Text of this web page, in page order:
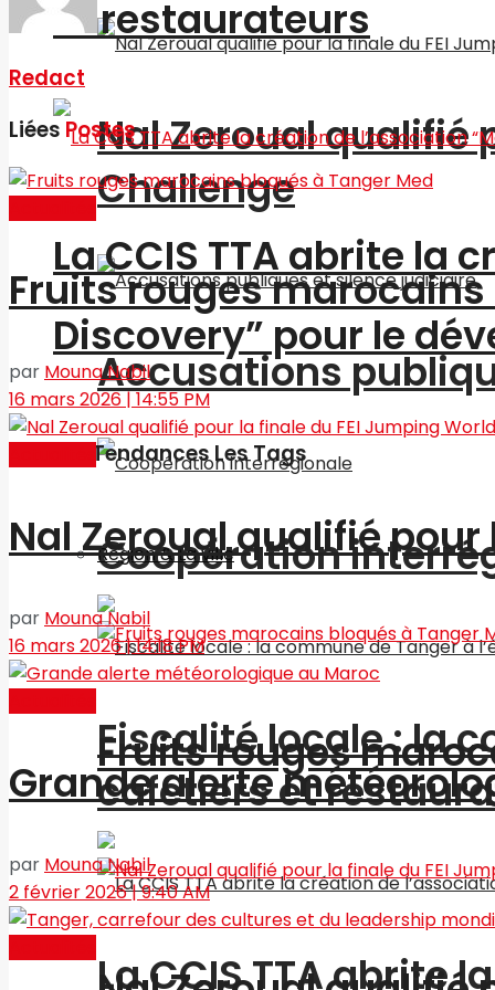
Nal Zeroual qualifié
Challenge
Accusations
Coopération
Fiscalité locale : la
cafetiers et
La CCIS TTA abrite
et restaurateurs
La CCIS TTA abrite la
Discovery” pour le
Les Tendances Les Tags
Région & La ville
Fruits rouges
Redact
Liées Postes
Fruits rouges
par Mouna Nabil
16 mars 2026 | 14:55 PM
Nal Zeroual qualifié
par Mouna Nabil
16 mars 2026 | 14:18 PM
Grande alerte
par Mouna Nabil
2 février 2026 | 9:40 AM